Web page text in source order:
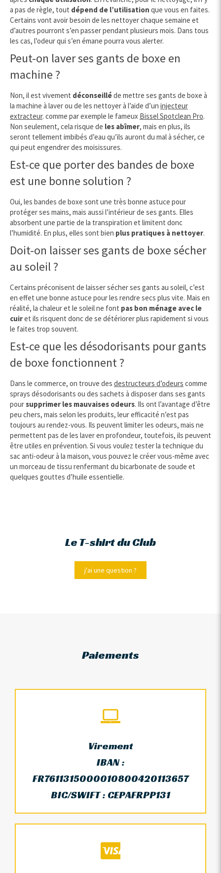
a pas de règle, tout dépend de l’utilisation que vous en faites.
Certains vont avoir besoin de les nettoyer chaque semaine et
d’autres pourront s’en passer pendant plusieurs mois. Dans tous
les cas, l’odeur qui s’en émane pourra vous alerter.
Peut-on laver ses gants de boxe en
machine ?
Non, il est vivement déconseilléde mettre ses gants de boxe à
la machine à laver ou de les nettoyer à l’aide d’un injecteur
extracteur. comme par exemple le fameux Bissel Spotclean Pro.
Non seulement, cela risque de les abîmer, mais en plus, ils
seront tellement imbibés d’eau qu’ils auront du mal à sécher, ce
qui peut engendrer des moisissures.
Est-ce que porter des bandes de boxe
est une bonne solution ?
Oui, les bandes de boxe sont une très bonne astuce pour
protéger ses mains, mais aussi l’intérieur de ses gants. Elles
absorbent une partie de la transpiration et limitent donc
l’humidité. En plus, elles sont bien plus pratiques à nettoyer.
Doit-on laisser ses gants de boxe sécher
au soleil ?
Certains préconisent de laisser sécher ses gants au soleil, c’est
en effet une bonne astuce pour les rendre secs plus vite. Mais en
réalité, la chaleur et le soleil ne font pas bon ménage avec le
cuiret ils risquent donc de se détériorer plus rapidement si vous
le faites trop souvent.
Est-ce que les désodorisants pour gants
de boxe fonctionnent ?
Dans le commerce, on trouve des destructeurs d’odeurs comme
sprays désodorisants ou des sachets à disposer dans ses gants
poursupprimer les mauvaises odeurs. Ils ont l’avantage d’être
peu chers, mais selon les produits, leur efficacité n’est pas
toujours au rendez-vous. Ils peuvent limiter les odeurs, mais ne
permettent pas de les laver en profondeur, toutefois, ils peuvent
être utiles en prévention. Si vous voulez tester la technique du
sac anti-odeur à la maison, vous pouvez le créer vous-même avec
un morceau de tissu renfermant du bicarbonate de soude et
quelques gouttes d’huile essentielle.
Le T-shirt du Club
j'ai une question ?
Paiements
Virement
IBAN :
FR7611315000010800420113657
BIC/SWIFT : CEPAFRPP131